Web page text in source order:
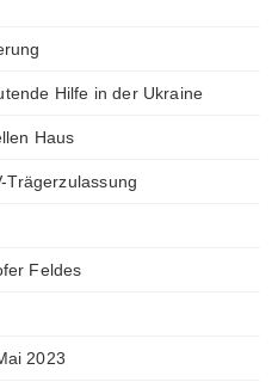
Hilfe in der Ukraine
Haus
Trägerzulassung
Feldes
2023